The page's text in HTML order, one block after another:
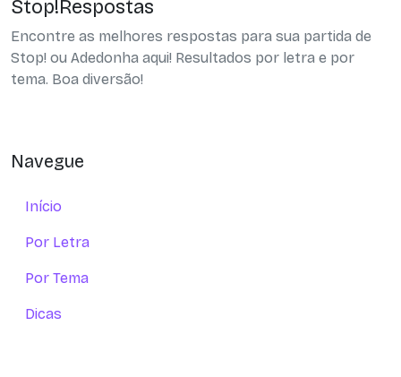
Stop!Respostas
Encontre as melhores respostas para sua partida de
Stop! ou Adedonha aqui! Resultados por letra e por
tema. Boa diversão!
Navegue
Início
Por Letra
Por Tema
Dicas